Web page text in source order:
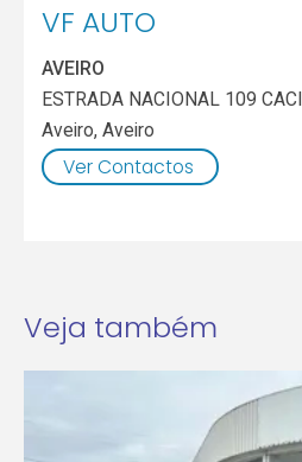
VF AUTO
AVEIRO
ESTRADA NACIONAL 109
Aveiro,Aveiro
Ver Contactos
Veja também